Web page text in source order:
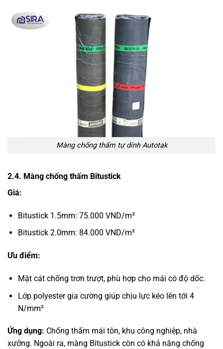
Màng chống thấm tự dính Autotak
2.4. Màng chống thấm Bitustick
Giá:
Bitustick 1.5mm: 75.000 VND/m²
Bitustick 2.0mm: 84.000 VND/m²
Ưu điểm:
Mặt cát chống trơn trượt, phù hợp cho mái có độ dốc.
Lớp polyester gia cường giúp chịu lực kéo lên tới 4
N/mm²
Ứng dụng: Chống thấm mái tôn, khu công nghiệp, nhà
xưởng. Ngoài ra, màng Bitustick còn có khả năng chống